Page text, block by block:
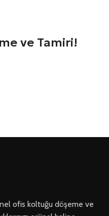
ve Tamiri!
ofis koltuğu döşeme ve